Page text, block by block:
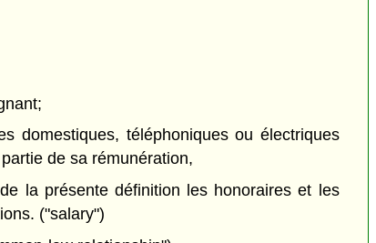
domestiques, téléphoniques ou électriques
de sa rémunération,
la présente définition les honoraires et les
("salary")